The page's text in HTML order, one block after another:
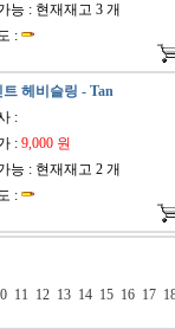
능 : 현재재고 3 개
:
트 헤비슬링 - Tan
:
: 9,000 원
능 : 현재재고 2 개
:
11 12 13 14 15 16 17